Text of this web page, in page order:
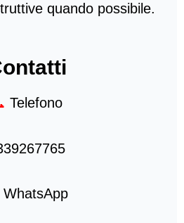
quando possibile.
Telefono
WhatsApp